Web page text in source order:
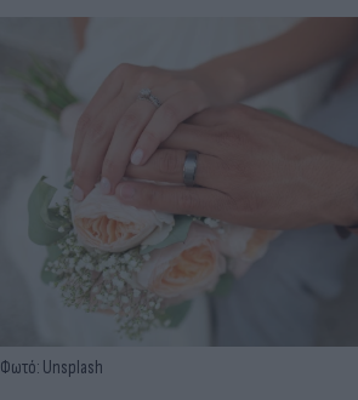
Φωτό: Unsplash